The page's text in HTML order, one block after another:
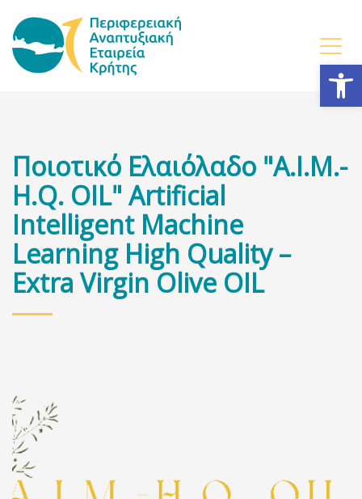
Ποιοτικό Ελαιόλαδο "A.I.M.-
H.Q. OIL" Artificial
Intelligent Machine
Learning High Quality –
Extra Virgin Olive OIL